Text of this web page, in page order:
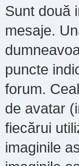
Sunt două
mesaje.
puncte
forum.
de avatar
fiecărui
imaginile